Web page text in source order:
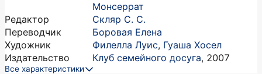
Монсеррат
Редактор
Скляр С. С.
Переводчик
Боровая Елена
Художник
Филелла Луис, Гуаша Хосел
Издательство
Клуб семейного досуга, 2007
Все характеристики